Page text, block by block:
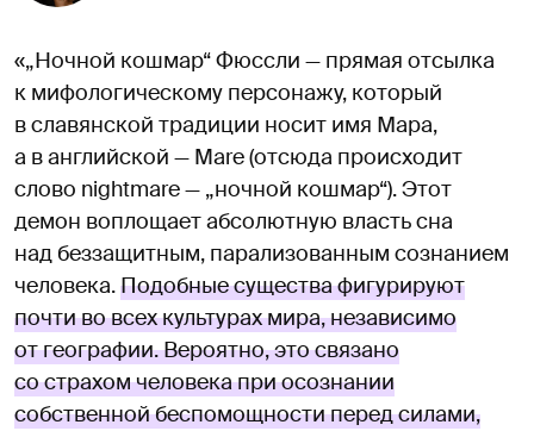
«„Ночной кошмар“ Фюссли — прямая отсылка
к мифологическому персонажу, который
в славянской традиции носит имя Мара,
а в английской — Mare (отсюда происходит
слово nightmare — „ночной кошмар“). Этот
демон воплощает абсолютную власть сна
над беззащитным, парализованным сознанием
человека.Подобные существа фигурируют
почти во всех культурах мира, независимо
от географии. Вероятно, это связано
со страхом человека при осознании
собственной беспомощности перед силами,